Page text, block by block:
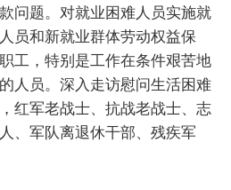
问题。对就业困难人员实施就
员和新就业群体劳动权益保
工，特别是工作在条件艰苦地
人员。深入走访慰问生活困难
红军老战士、抗战老战士、志
、军队离退休干部、残疾军